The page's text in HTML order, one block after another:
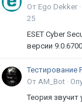
От Ego Dekker ·
25
ESET Cyber
версии
От AM_Bot ·
Теория звучит